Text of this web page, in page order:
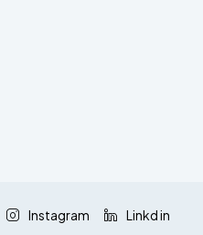
Instagram Linkd in